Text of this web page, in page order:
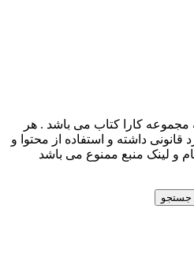
کارا کتاب می باشد . هر
داشته و استفاده از محتوا و
و لینک منبع ممنوع می باشد
جستجو